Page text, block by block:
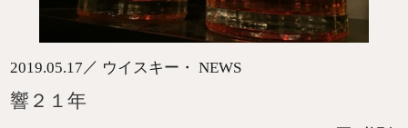
2019.05.17 ／ ウイスキー・ NEWS
響２１年